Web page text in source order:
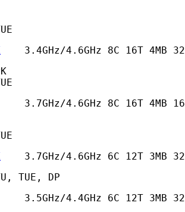
3.4GHz/4.6GHz 8C 16T 4MB
3.7GHz/4.6GHz 8C 16T 4MB
3.7GHz/4.6GHz 6C 12T 3MB
TUE, DP
3.5GHz/4.4GHz 6C 12T 3MB